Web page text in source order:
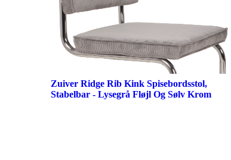
Zuiver Ridge Rib Kink Spisebordsstol,
Stabelbar - Lysegrå Fløjl Og Sølv Krom